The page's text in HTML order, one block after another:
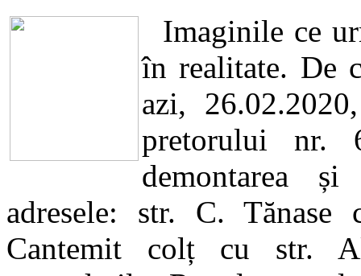
Imaginile ce
în realitate. De
azi,
pretorului
demontarea
adresele: str. C.
Cantemit colț cu str.